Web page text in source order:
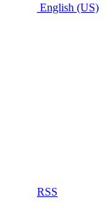
English (US)
RSS